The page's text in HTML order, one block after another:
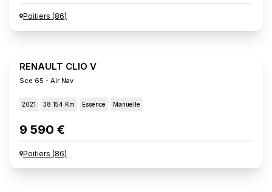
Poitiers (86)
RENAULT CLIO V
Sce 65 - Air Nav
2021 38 154 Km Essence Manuelle
9 590 €
Poitiers (86)